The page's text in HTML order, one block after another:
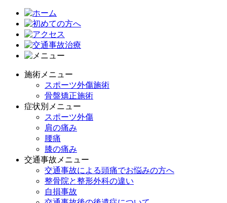
施術メニュー
スポーツ外傷施術
骨盤矯正施術
症状別メニュー
スポーツ外傷
肩の痛み
腰痛
膝の痛み
交通事故メニュー
交通事故による頭痛でお悩みの方へ
整骨院と整形外科の違い
自損事故